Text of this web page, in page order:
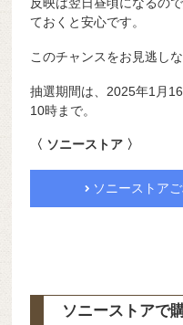
ておくと安心です。
このチャンスをお見逃しな
抽選期間は、2025年1月
10時まで。
〈 ソニーストア 〉
ソニーストア
ソニーストアで